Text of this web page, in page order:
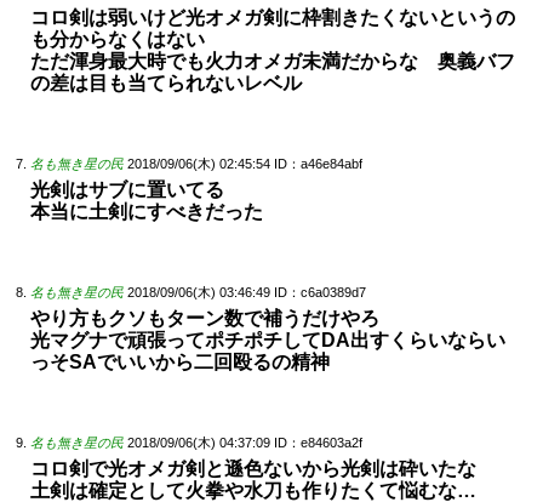
コロ剣は弱いけど光オメガ剣に枠割きたくないというの
も分からなくはない
ただ渾身最大時でも火力オメガ未満だからな 奥義バフ
の差は目も当てられないレベル
名も無き星の民 2018/09/06(木) 02:45:54 ID：a46e84abf
光剣はサブに置いてる
本当に土剣にすべきだった
名も無き星の民 2018/09/06(木) 03:46:49 ID：c6a0389d7
やり方もクソもターン数で補うだけやろ
光マグナで頑張ってポチポチしてDA出すくらいならい
っそSAでいいから二回殴るの精神
名も無き星の民 2018/09/06(木) 04:37:09 ID：e84603a2f
コロ剣で光オメガ剣と遜色ないから光剣は砕いたな
土剣は確定として火拳や水刀も作りたくて悩むな…